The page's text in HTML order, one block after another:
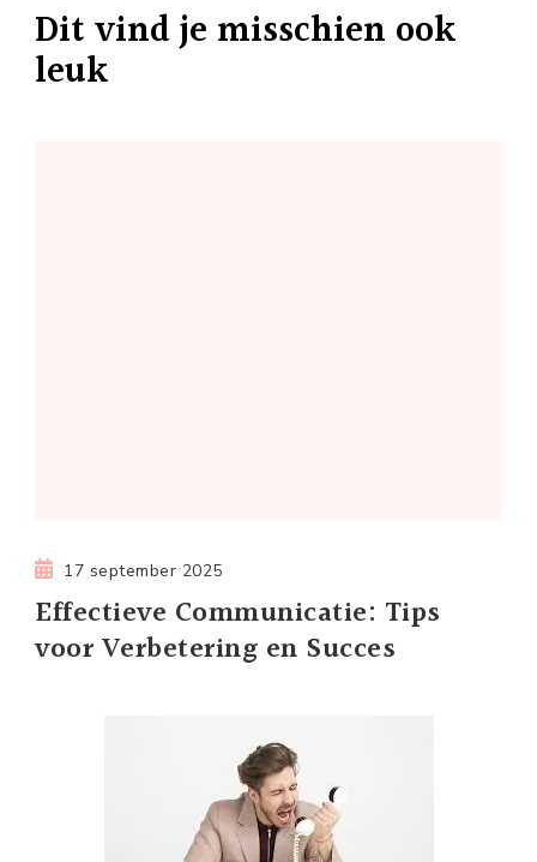
Dit vind je misschien ook
leuk
17 september 2025
Effectieve Communicatie: Tips
voor Verbetering en Succes